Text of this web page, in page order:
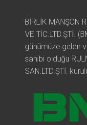
BİRLİK MANŞON
VE TİC.LTD.ŞTİ.
günümüze gelen
sahibi olduğu
SAN.LTD.ŞTİ.